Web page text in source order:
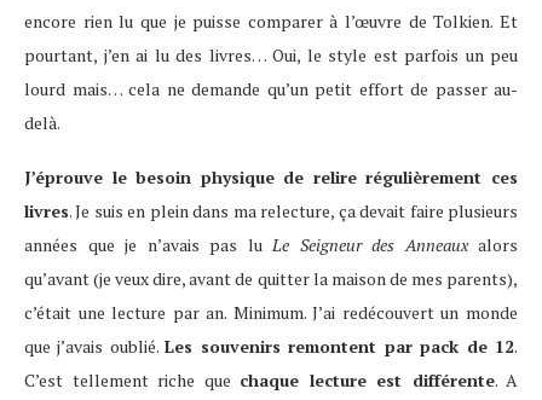
encore rien lu que je puisse comparer à l’œuvre de Tolkien. Et
pourtant, j’en ai lu des livres… Oui, le style est parfois un peu
lourd mais… cela ne demande qu’un petit effort de passer au-
delà.
J’éprouve le besoin physique de relire régulièrement ces
livres. Je suis en plein dans ma relecture, ça devait faire plusieurs
années que je n’avais pas lu Le Seigneur des Anneauxalors
qu’avant (je veux dire, avant de quitter la maison de mes parents),
c’était une lecture par an. Minimum. J’ai redécouvert un monde
que j’avais oublié.Les souvenirs remontent par pack de 12.
C’est tellement riche que chaque lecture est différente. A